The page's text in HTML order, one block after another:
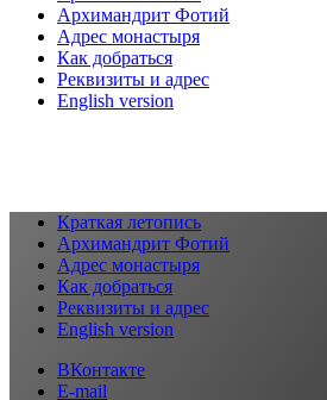
Архимандрит Фотий
Адрес монастыря
Как добраться
Реквизиты и адрес
English version
Краткая летопись
Архимандрит Фотий
Адрес монастыря
Как добраться
Реквизиты и адрес
English version
ВКонтакте
E-mail